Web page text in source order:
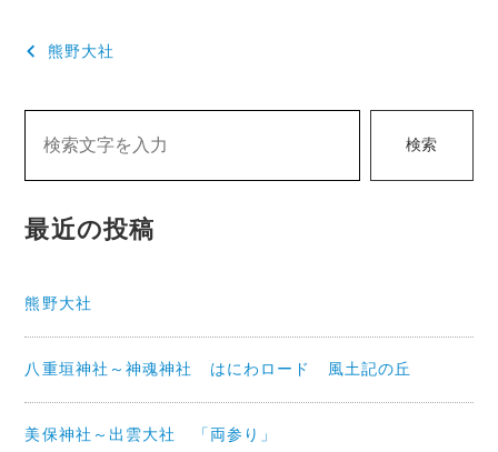
投
ビ
ー
ン
熊野大社
検索
最近の投稿
熊野大社
八重垣神社～神魂神社 はにわロード 風土記の丘
美保神社～出雲大社 「両参り」